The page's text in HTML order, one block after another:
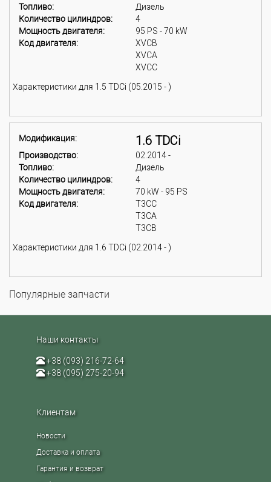
Топливо:
Дизель
Количество цилиндров:
4
Мощность двигателя:
95 PS - 70 kW
Код двигателя:
XVCB
XVCA
XVCC
Характеристики для 1.5 TDCi (05.2015 - )
Модификация: 1.6 TDCi
Производство:
02.2014 -
Топливо:
Дизель
Количество цилиндров:
4
Мощность двигателя:
70 kW - 95 PS
Код двигателя:
T3CC
T3CA
T3CB
Характеристики для 1.6 TDCi (02.2014 - )
Популярные запчасти
Наши контакты
+38 (093) 216-72-64
+38 (095) 275-20-94
Клиентам
Новости
Доставка и оплата
Гарантия и возврат